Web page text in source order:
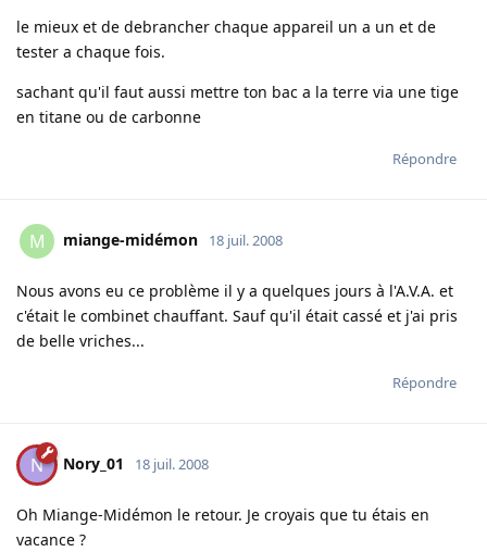
le mieux et de debrancher chaque appareil un a un et de
tester a chaque fois.
sachant qu'il faut aussi mettre ton bac a la terre via une tige
en titane ou de carbonne
Répondre
M miange-midémon 18 juil. 2008
Nous avons eu ce problème il y a quelques jours à l'A.V.A. et
c'était le combinet chauffant. Sauf qu'il était cassé et j'ai pris
de belle vriches...
Répondre
N Nory_01 18 juil. 2008
Oh Miange-Midémon le retour. Je croyais que tu étais en
vacance ?